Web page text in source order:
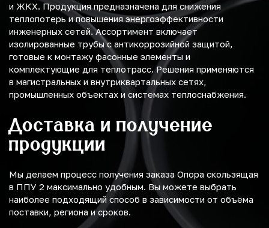
и ЖКХ. Продукция предназначена для снижения
теплопотерь и повышения энергоэффективности
инженерных сетей. Ассортимент включает
изолированные трубы с антикоррозийной защитой,
готовые к монтажу фасонные элементы и
комплектующие для теплотрасс. Решения применяются
в магистральных и внутриквартальных сетях,
промышленных объектах и системах теплоснабжения.
Доставка и получение
продукции
Мы делаем процесс получения заказа Опора скользящая
в ППУ 2 максимально удобным. Вы можете выбрать
наиболее подходящий способ в зависимости от объёма
поставки, региона и сроков.